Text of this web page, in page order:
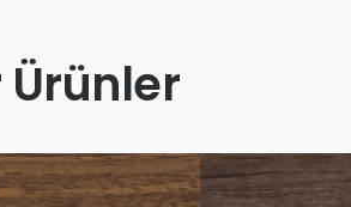
Ürünler